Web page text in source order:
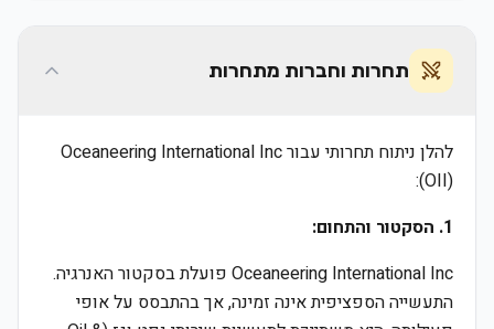
תחרות וחברות מתחרות
להלן ניתוח תחרותי עבור Oceaneering International Inc
(OII):
1. הסקטור והתחום:
Oceaneering International Inc פועלת בסקטור האנרגיה.
התעשייה הספציפית אינה זמינה, אך בהתבסס על אופי